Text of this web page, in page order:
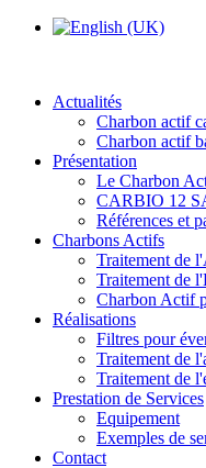
Actualités
Charbon actif
Charbon actif
Présentation
Le Charbon
CARBIO 12
Références et
Charbons Actifs
Traitement de
Traitement de
Charbon Actif
Réalisations
Filtres pour
Traitement de
Traitement de
Prestation de Services
Equipement
Exemples de
Contact